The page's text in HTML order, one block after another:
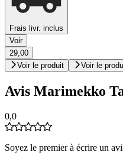
Frais livr. inclus
Voir
29,00
Voir le produit
Voir le
Avis Marimekko
0,0
Soyez le premier à écrire un